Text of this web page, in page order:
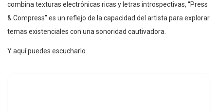
combina texturas electrónicas ricas y letras introspectivas, “Press
& Compress” es un reflejo de la capacidad del artista para explorar
temas existenciales con una sonoridad cautivadora.
Y aquí puedes escucharlo.